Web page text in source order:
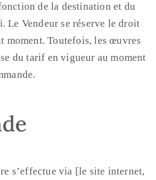
de la destination et du
Le Vendeur se réserve le droit
moment. Toutefois, les œuvres
du tarif en vigueur au moment
s’effectue via [le site internet,